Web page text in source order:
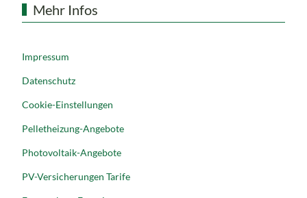
Mehr Infos
Impressum
Datenschutz
Cookie-Einstellungen
Pelletheizung-Angebote
Photovoltaik-Angebote
PV-Versicherungen Tarife